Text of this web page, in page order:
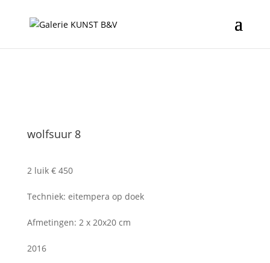
wolfsuur 8
2 luik € 450
Techniek: eitempera op doek
Afmetingen: 2 x 20x20 cm
2016